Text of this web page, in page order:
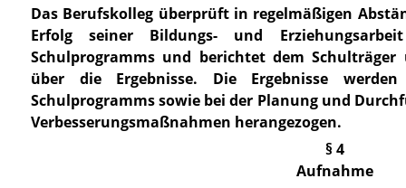
Das Berufskolleg überprüft in regelmäßigen
Erfolg seiner Bildungs- und
Schulprogramms und berichtet dem Schulträger
über die Ergebnisse. Die Ergebnisse
Schulprogramms sowie bei der Planung und
Verbesserungsmaßnahmen herangezogen.
§ 4
Aufnahme